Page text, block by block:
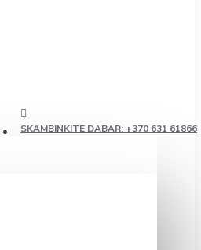
SKAMBINKITE DABAR: +370 631 61866